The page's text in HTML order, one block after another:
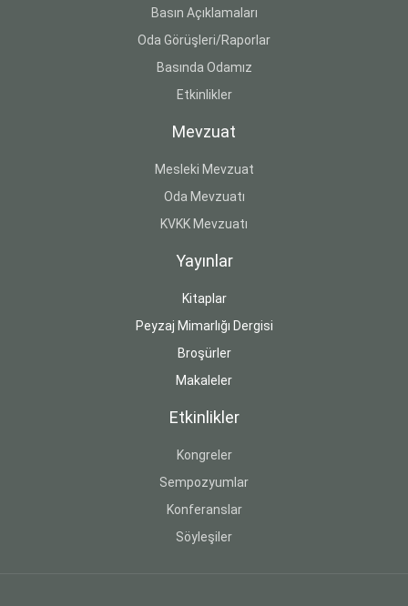
Basın Açıklamaları
Oda Görüşleri/Raporlar
Basında Odamız
Etkinlikler
Mevzuat
Mesleki Mevzuat
Oda Mevzuatı
KVKK Mevzuatı
Yayınlar
Kitaplar
Peyzaj Mimarlığı Dergisi
Broşürler
Makaleler
Etkinlikler
Kongreler
Sempozyumlar
Konferanslar
Söyleşiler